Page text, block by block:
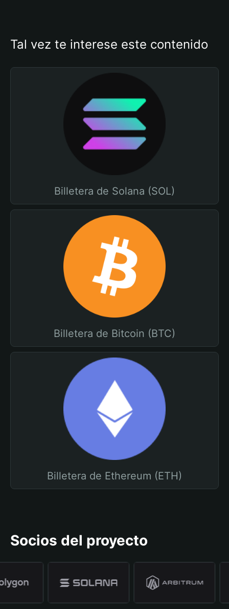
Tal vez te interese este contenido
Billetera de Solana (SOL)
Billetera de Bitcoin (BTC)
Billetera de Ethereum (ETH)
Socios del proyecto